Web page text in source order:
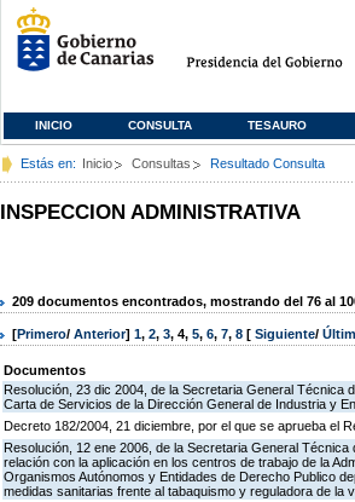
INICIO CONSULTA TESAURO
Estás en: Inicio Consultas Resultado Consulta
INSPECCION ADMINISTRATIVA
209 documentos encontrados, mostrando del 76 al
[Primero/ Anterior] 1, 2, 3, 4, 5, 6, 7, 8 [ Siguiente/
Documentos
Resolución, 23 dic 2004, de la Secretaria General
Carta de Servicios de la Dirección General de Industria y
Decreto 182/2004, 21 diciembre, por el que se aprueba el
Resolución, 12 ene 2006, de la Secretaria General
relación con la aplicación en los centros de trabajo de la
Organismos Autónomos y Entidades de Derecho Publico
medidas sanitarias frente al tabaquismo y reguladora de la